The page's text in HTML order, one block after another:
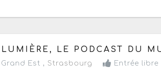
28 août 2026
de 07h30 à 17h30
LE PODCAST DU
Est , Strasbourg Entrée libre